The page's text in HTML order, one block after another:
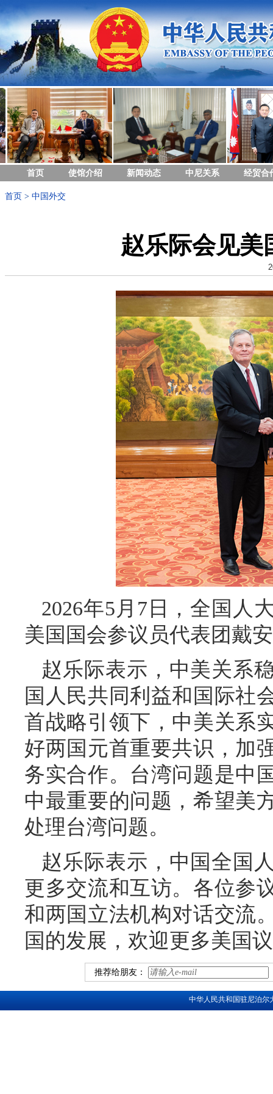
首页 使馆介绍 新闻动态 中尼关系 经贸合
首页 > 中国外交
赵乐际会见美
2026年5月7日，全国人
美国国会参议员代表团戴
赵乐际表示，中美关系
国人民共同利益和国际社
首战略引领下，中美关系
好两国元首重要共识，加
务实合作。台湾问题是中
中最重要的问题，希望美
处理台湾问题。
赵乐际表示，中国全国
更多交流和互访。各位参
和两国立法机构对话交流
国的发展，欢迎更多美国
推荐给朋友：
中华人民共和国驻尼泊尔